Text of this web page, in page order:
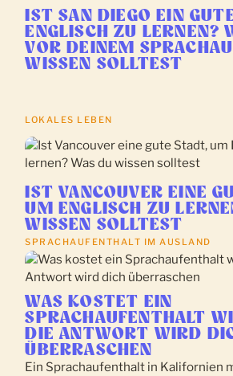
IST SAN DIEGO EIN
ENGLISCH ZU LERNEN?
VOR DEINEM
WISSEN SOLLTEST
LOKALES LEBEN
IST VANCOUVER EINE
UM ENGLISCH ZU
WISSEN SOLLTEST
SPRACHAUFENTHALT IM AUSLAND
WAS KOSTET EIN
SPRACHAUFENTHALT
DIE ANTWORT WIRD
ÜBERRASCHEN
Ein Sprachaufenthalt in Kalifornien